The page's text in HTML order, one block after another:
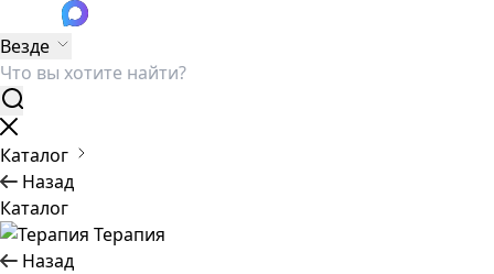
Везде
Каталог
Назад
Каталог
Терапия
Назад